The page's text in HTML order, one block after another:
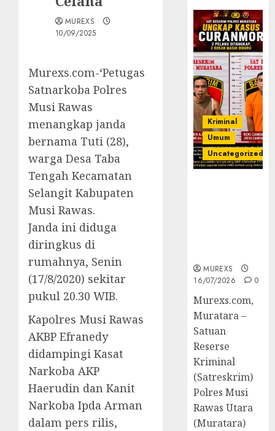
MUREXS
10/09/2025
Murexs.com-‘Petugas
Satnarkoba Polres
Musi Rawas
menangkap janda
bernama Tuti (28),
warga Desa Taba
Tengah Kecamatan
Selangit Kabupaten
Musi Rawas.
Janda ini diduga
diringkus di
rumahnya, Senin
(17/8/2020) sekitar
pukul 20.30 WIB.
Kapolres Musi Rawas
AKBP Efranedy
didampingi Kasat
Narkoba AKP
Haerudin dan Kanit
Narkoba Ipda Arman
dalam pers rilis,
Kriminal
Umum
Uncategorized
MUREXS
16/07/2026
0
Murexs.com,
Muratara –
Satuan
Reserse
Kriminal
(Satreskrim)
Polres Musi
Rawas Utara
(Muratara)